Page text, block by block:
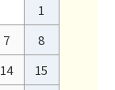
1
7
8
14
15